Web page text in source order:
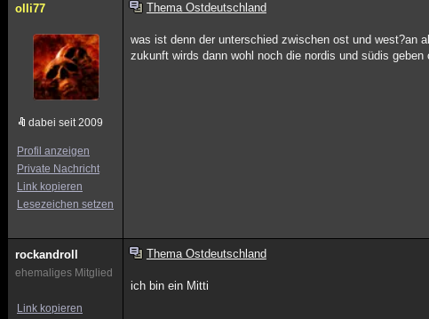
olli77
dabei seit 2009
Profil anzeigen
Private Nachricht
Link kopieren
Lesezeichen setzen
Thema Ostdeutschland
was ist denn der unterschied zwischen ost und west?an
zukunft wirds dann wohl noch die nordis und südis geben
rockandroll
ehemaliges Mitglied
Link kopieren
Thema Ostdeutschland
ich bin ein Mitti